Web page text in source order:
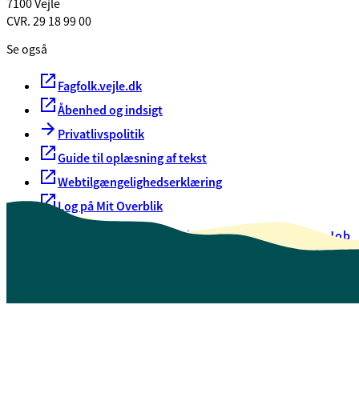
7100 Vejle
CVR. 29 18 99 00
Se også
Fagfolk.vejle.dk
Åbenhed og indsigt
Privatlivspolitik
Guide til oplæsning af tekst
Webtilgængelighedserklæring
Log på Mit Overblik
Oversigt over selvbetjeningJob